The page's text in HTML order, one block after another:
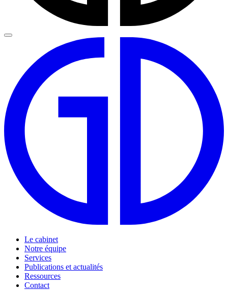
Le cabinet
Notre équipe
Services
Publications et actualités
Ressources
Contact